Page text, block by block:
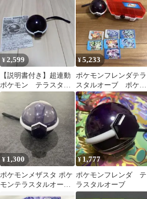
¥2,599
【説明書付き】超連動
ポケモン テラスタル
オーブRV ポケモンフ
¥5,233
ポケモンフレンダテラ
スタルオーブ ポケモ
ンフレンダケース テ
ラスタルポケモン7枚
¥ 1,300
ポケモンメザスタ ポケ
モンテラスタルオーブ
本体
¥ 1,777
ポケモンフレンダ テ
ラスタルオーブ